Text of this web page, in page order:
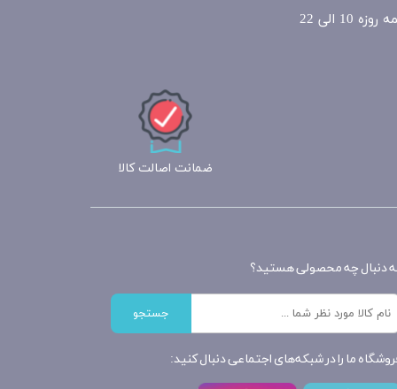
ضمانت اصالت کالا
دنبال چه محصولی هستید؟
جستجو
ما را در شبکه‌های اجتماعی دنبال کنید: